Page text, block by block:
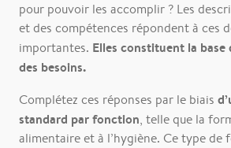
pour pouvoir les accomplir ? Les
et des compétences répondent à ces
importantes. Elles constituent la base
des besoins.
Complétez ces réponses par le biais
standard par fonction, telle que la
alimentaire et à l’hygiène. Ce type de